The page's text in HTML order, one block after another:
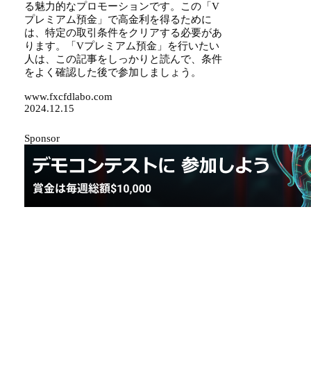
る魅力的なプロモーションです。この「V
プレミアム預金」で高金利を得るために
は、特定の取引条件をクリアする必要があ
ります。「Vプレミアム預金」を行いたい
人は、この記事をしっかりと読んで、条件
をよく確認した後で参加しましょう。
www.fxcfdlabo.com
2024.12.15
Sponsor